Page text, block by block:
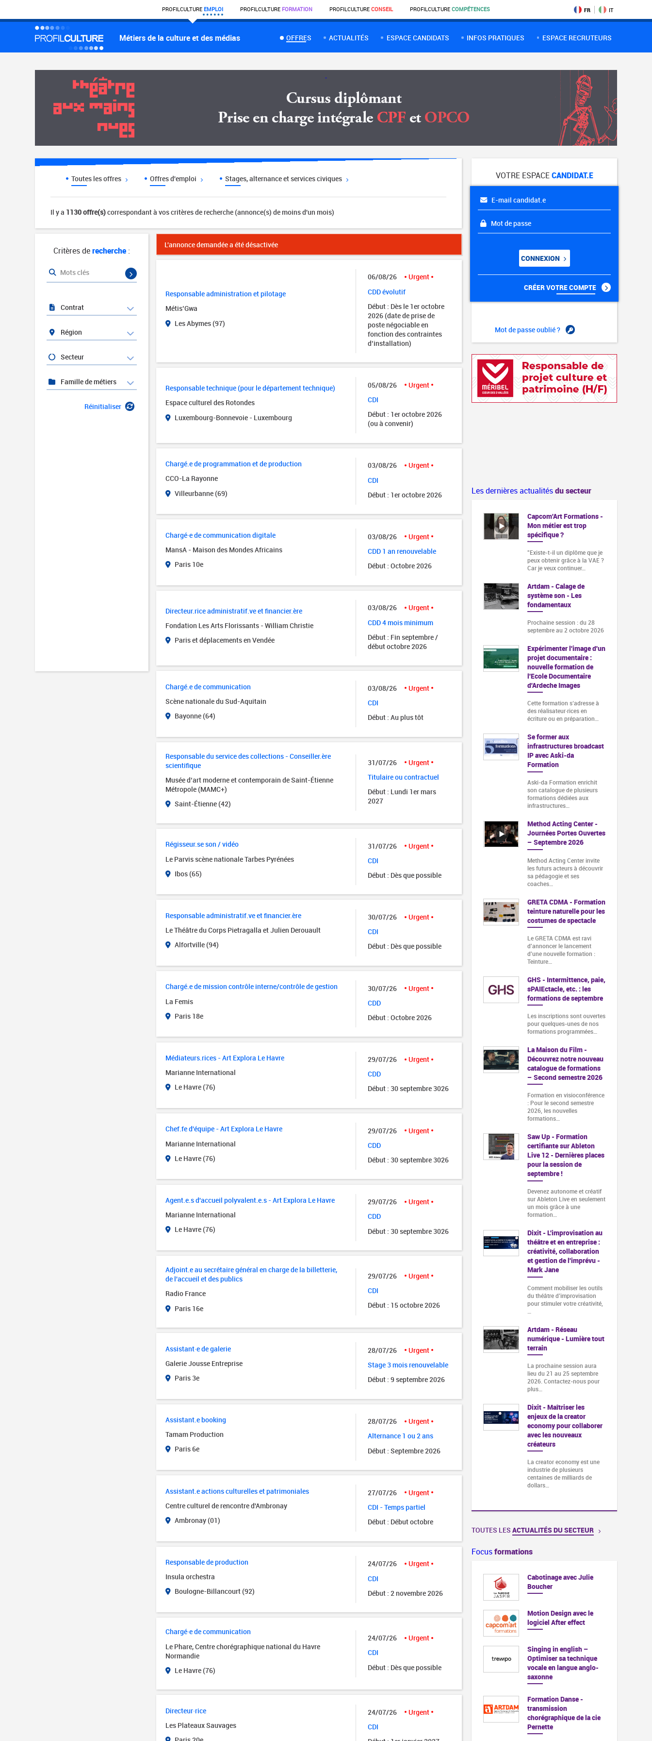
PROFILCULTURE EMPLOI PROFILCULTURE FORMATION PROFILCULTURE CONSEIL PROFILCULTURE COMPÉTENCES FR IT
Métiers de la culture et des médias OFFRES ACTUALITÉS ESPACE CANDIDATS INFOS PRATIQUES ESPACE RECRUTEURS
Toutes les offres Offres d'emploi Stages, alternance et services civiques
Il y a 1130 offre(s)correspondant à vos critères de recherche (annonce(s) de moins d'un mois)
L'annonce demandée a été désactivée
Responsable administration et pilotage
Métis’Gwa
Les Abymes (97)
06/08/26
Urgent
CDD évolutif
Début : Dès le 1er octobre
2026 (date de prise de
poste négociable en
fonction des contraintes
d’installation)
Responsable technique (pour le département technique)
Espace culturel des Rotondes
Luxembourg-Bonnevoie - Luxembourg
05/08/26
Urgent
CDI
Début : 1er octobre 2026
(ou à convenir)
Chargé.e de programmation et de production
CCO-La Rayonne
Villeurbanne (69)
03/08/26
Urgent
CDI
Début : 1er octobre 2026
Chargé·e de communication digitale
MansA - Maison des Mondes Africains
Paris 10e
03/08/26
Urgent
CDD 1 an renouvelable
Début : Octobre 2026
Directeur.rice administratif.ve et financier.ère
Fondation Les Arts Florissants - William Christie
Paris et déplacements en Vendée
03/08/26
Urgent
CDD 4 mois minimum
Début : Fin septembre /
début octobre 2026
Chargé.e de communication
Scène nationale du Sud-Aquitain
Bayonne (64)
03/08/26
Urgent
CDI
Début : Au plus tôt
Responsable du service des collections - Conseiller.ère
scientifique
Musée d’art moderne et contemporain de Saint-Étienne
Métropole (MAMC+)
Saint-Étienne (42)
31/07/26
Urgent
Titulaire ou contractuel
Début : Lundi 1er mars
2027
Régisseur.se son / vidéo
Le Parvis scène nationale Tarbes Pyrénées
Ibos (65)
31/07/26
Urgent
CDI
Début : Dès que possible
Responsable administratif.ve et financier.ère
Le Théâtre du Corps Pietragalla et Julien Derouault
Alfortville (94)
30/07/26
Urgent
CDI
Début : Dès que possible
Chargé.e de mission contrôle interne/contrôle de gestion
La Femis
Paris 18e
30/07/26
Urgent
CDD
Début : Octobre 2026
Médiateurs.rices - Art Explora Le Havre
Marianne International
Le Havre (76)
29/07/26
Urgent
CDD
Début : 30 septembre 3026
Chef.fe d'équipe - Art Explora Le Havre
Marianne International
Le Havre (76)
29/07/26
Urgent
CDD
Début : 30 septembre 3026
Agent.e.s d'accueil polyvalent.e.s - Art Explora Le Havre
Marianne International
Le Havre (76)
29/07/26
Urgent
CDD
Début : 30 septembre 3026
Adjoint.e au secrétaire général en charge de la billetterie,
de l'accueil et des publics
Radio France
Paris 16e
29/07/26
Urgent
CDI
Début : 15 octobre 2026
Assistant·e de galerie
Galerie Jousse Entreprise
Paris 3e
28/07/26
Urgent
Stage 3 mois renouvelable
Début : 9 septembre 2026
Assistant.e booking
Tamam Production
Paris 6e
28/07/26
Urgent
Alternance 1 ou 2 ans
Début : Septembre 2026
Assistant.e actions culturelles et patrimoniales
Centre culturel de rencontre d'Ambronay
Ambronay (01)
27/07/26
Urgent
CDI - Temps partiel
Début : Début octobre
Responsable de production
Insula orchestra
Boulogne-Billancourt (92)
24/07/26
Urgent
CDI
Début : 2 novembre 2026
Chargé·e de communication
Le Phare, Centre chorégraphique national du Havre
Normandie
Le Havre (76)
24/07/26
Urgent
CDI
Début : Dès que possible
Directeur·rice
Les Plateaux Sauvages
24/07/26
Urgent
CDI
Critères derecherche:
Mots clés
Contrat
Région
Secteur
Famille de métiers
Réinitialiser
VOTRE ESPACECANDIDAT.E
E-mail candidat.e
Mot de passe
CONNEXION
CRÉER VOTRE COMPTE
Mot de passe oublié ?
Les dernières actualitésdu secteur
Capcom'Art Formations -
Mon métier est trop
spécifique ?
"Existe-t-il un diplôme que je
peux obtenir grâce à la VAE ?
Car je veux continuer…
Artdam - Calage de
système son - Les
fondamentaux
Prochaine session : du 28
septembre au 2 octobre 2026
Expérimenter l'image d'un
projet documentaire :
nouvelle formation de
l'Ecole Documentaire
d'Ardeche Images
Cette formation s‘adresse à
des réalisateur·rices en
écriture ou en préparation…
Se former aux
infrastructures broadcast
IP avec Aski-da
Formation
Aski-da Formation enrichit
son catalogue de plusieurs
formations dédiées aux
infrastructures…
Method Acting Center -
Journées Portes Ouvertes
– Septembre 2026
Method Acting Center invite
les futurs acteurs à découvrir
sa pédagogie et ses
coaches…
GRETA CDMA - Formation
teinture naturelle pour les
costumes de spectacle
Le GRETA CDMA est ravi
d'annoncer le lancement
d'une nouvelle formation :
Teinture…
GHS - Intermittence, paie,
sPAIEctacle, etc. : les
formations de septembre
Les inscriptions sont ouvertes
pour quelques-unes de nos
formations programmées…
La Maison du Film -
Découvrez notre nouveau
catalogue de formations
– Second semestre 2026
Formation en visioconférence
: Pour le second semestre
2026, les nouvelles
formations…
Saw Up - Formation
certifiante sur Ableton
Live 12 - Dernières places
pour la session de
septembre !
Devenez autonome et créatif
sur Ableton Live en seulement
un mois grâce à une
formation…
Dixit - L'improvisation au
théâtre et en entreprise :
créativité, collaboration
et gestion de l'imprévu -
Mark Jane
Comment mobiliser les outils
du théâtre d’improvisation
pour stimuler votre créativité,
Artdam - Réseau
numérique - Lumière tout
terrain
La prochaine session aura
lieu du 21 au 25 septembre
2026. Contactez-nous pour
plus…
Dixit - Maîtriser les
enjeux de la creator
economy pour collaborer
avec les nouveaux
créateurs
La creator economy est une
industrie de plusieurs
centaines de milliards de
dollars…
TOUTES LES ACTUALITÉS DU SECTEUR
Focusformations
Cabotinage avec Julie
Boucher
Motion Design avec le
logiciel After effect
Singing in english –
Optimiser sa technique
vocale en langue anglo-
saxonne
Formation Danse -
transmission
chorégraphique de la cie
Pernette